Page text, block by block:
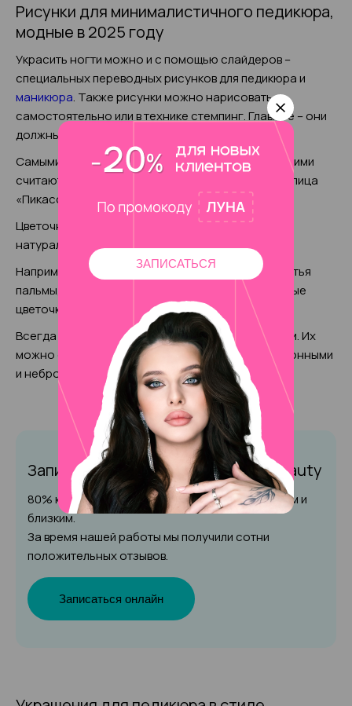
Рисунки для минималистичного педикюра,
модные в 2025 году
Украсить ногти можно и с помощью слайдеров –
специальных переводных рисунков для педикюра и
маникюра. Также рисунки можно нарисовать
самостоятельно или в технике стемпинг. Главное – они
должны соответствовать стилю.
Самыми востребованными и наиболее подходящими
считаются небольшие цветы, веточки, растения, лица
«Пикассо», буквы.
Цветочная тематика отлично сочетается с
натуральными оттенками.
Например, на песочном фоне будет уместны листья
пальмы, а на нежно-розовом – небольшие голубые
цветочки.
Всегда актуальный дизайн – небольшие сердечки. Их
можно оформить блестками или оставить однотонными
и неброскими.
Запишитесь на педикюр в Amalfi Beauty
80% клиентов рекомендуют наш салон друзьям и
близким.
За время нашей работы мы получили сотни
положительных отзывов.
Записаться онлайн
ЗАПИСАТЬСЯ